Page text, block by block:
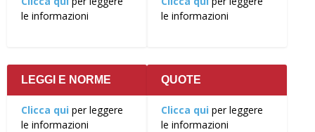
le informazioni
le informazioni
LEGGI E NORME
Clicca qui per leggere
le informazioni
QUOTE
Clicca qui per leggere
le informazioni